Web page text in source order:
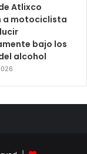
Atlixco
a motociclista
bajo los
alcohol